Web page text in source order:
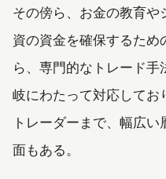
その傍ら、お金の教育
資の資金を確保するた
ら、専門的なトレード
岐にわたって対応してお
トレーダーまで、幅広
面もある。